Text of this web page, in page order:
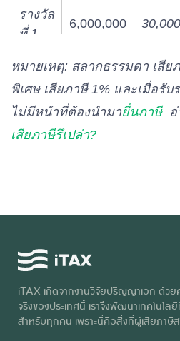
รางวัล
ที่ 1
6,000,000 30,000
รางวัล
เลข
หน้า 3
ตัว
4,000 20
ตัว
รางวัล
เลข
ท้าย 2
ตัว
หมายเหตุ: สลากธรรมดา เสีย
พิเศษ เสียภาษี 1%​ และเมื่อรับ
ไม่มีหน้าที่ต้องนำมายื่นภาษีอ่
เสียภาษีรึเปล่า?
iTAX เกิดจากงานวิจัยปริญญาเอก ด้วย
จริงของประเทศนี้ เราจึงพัฒนาเทคโนโล
สำหรับทุกคน เพราะนี่คือสิ่งที่ผู้เสียภาษี